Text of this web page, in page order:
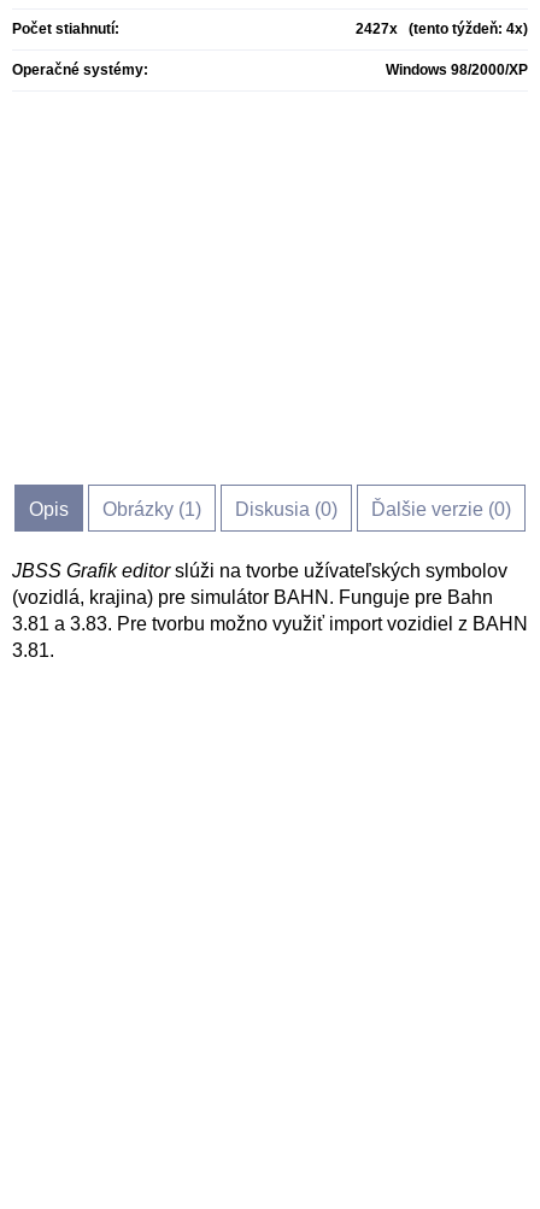
Počet stiahnutí: 2427x (tento týždeň: 4x)
Operačné systémy: Windows 98/2000/XP
Opis Obrázky (1) Diskusia (0) Ďalšie verzie (0)
JBSS Grafik editorslúži na tvorbe užívateľských symbolov
(vozidlá, krajina) pre simulátor BAHN. Funguje pre Bahn
3.81 a 3.83. Pre tvorbu možno využiť import vozidiel z BAHN
3.81.